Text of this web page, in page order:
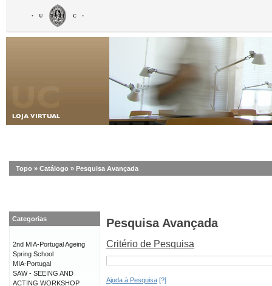
Topo » Catálogo » Pesquisa Avançada
Pesquisa Avançada
Critério de Pesquisa
Ajuda à Pesquisa [?]
Categorias
2nd MIA-Portugal Ageing
Spring School
MIA-Portugal
SAW - SEEING AND
ACTING WORKSHOP